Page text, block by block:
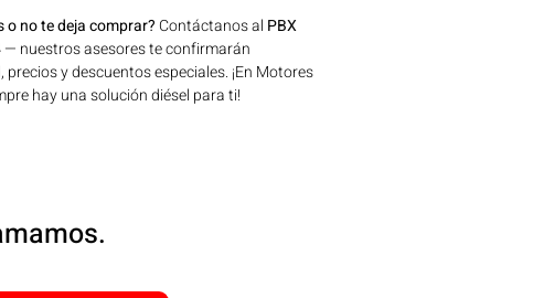
o no te deja comprar? Contáctanos al PBX
— nuestros asesores te confirmarán
y descuentos especiales. ¡En Motores
hay una solución diésel para ti!